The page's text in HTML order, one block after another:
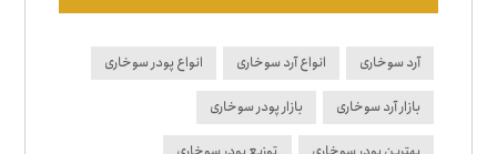
آرد سوخاری انواع آرد سوخاری انواع پودر سوخاری
بازار آرد سوخاری بازار پودر سوخاری